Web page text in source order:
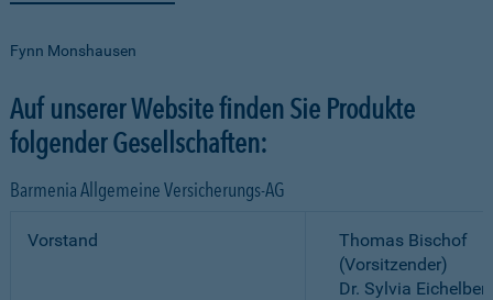
Fynn Monshausen
Auf unserer Website finden Sie Produkte
folgender Gesellschaften:
Barmenia Allgemeine Versicherungs-AG
Vorstand
Thomas Bischof
(Vorsitzender)
Dr. Sylvia